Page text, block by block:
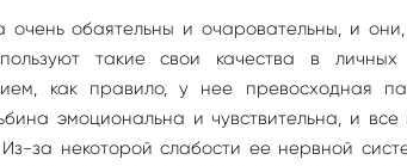
обаятельны и очаровательны, и
такие свои качества в
как правило, у нее превосходная
эмоциональна и чувствительна, и
за некоторой слабости ее нервной